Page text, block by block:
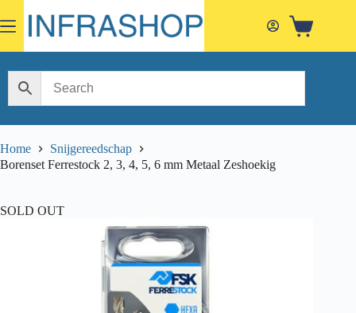
to
content
Shopping
Home
Snijgereedschap
Borenset Ferrestock 2, 3, 4, 5, 6 mm Metaal Zeshoekig
SOLD OUT